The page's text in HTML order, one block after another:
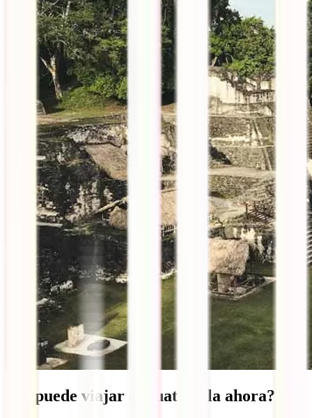
¿Se puede viajar a Guatemala ahora?